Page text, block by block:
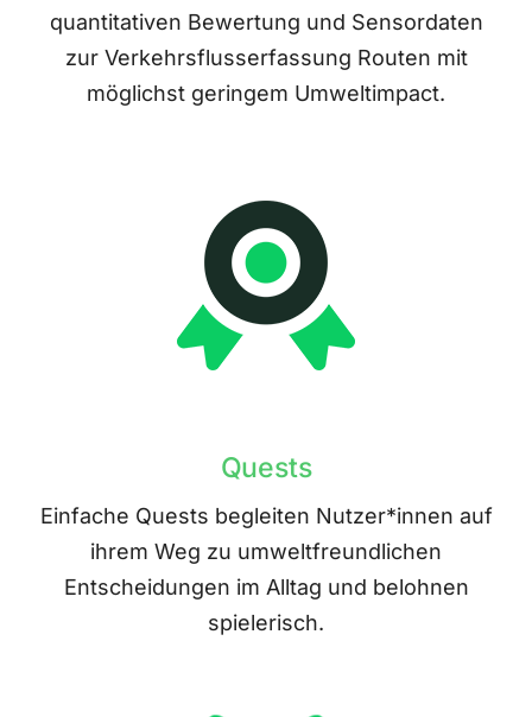
quantitativen Bewertung und Sensordaten
zur Verkehrsflusserfassung Routen mit
möglichst geringem Umweltimpact.
Quests
Einfache Quests begleiten Nutzer*innen auf
ihrem Weg zu umweltfreundlichen
Entscheidungen im Alltag und belohnen
spielerisch.